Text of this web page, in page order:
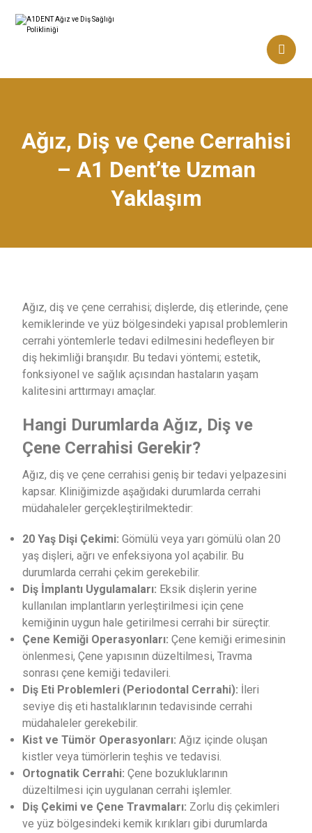
Ağız, Diş ve Çene Cerrahisi
– A1 Dent’te Uzman
Yaklaşım
Ağız, diş ve çene cerrahisi; dişlerde, diş etlerinde, çene
kemiklerinde ve yüz bölgesindeki yapısal problemlerin
cerrahi yöntemlerle tedavi edilmesini hedefleyen bir
diş hekimliği branşıdır. Bu tedavi yöntemi; estetik,
fonksiyonel ve sağlık açısından hastaların yaşam
kalitesini arttırmayı amaçlar.
Hangi Durumlarda Ağız, Diş ve
Çene Cerrahisi Gerekir?
Ağız, diş ve çene cerrahisi geniş bir tedavi yelpazesini
kapsar. Kliniğimizde aşağıdaki durumlarda cerrahi
müdahaleler gerçekleştirilmektedir:
20 Yaş Dişi Çekimi:Gömülü veya yarı gömülü olan 20
yaş dişleri, ağrı ve enfeksiyona yol açabilir. Bu
durumlarda cerrahi çekim gerekebilir.
Diş İmplantı Uygulamaları: Eksik dişlerin yerine
kullanılan implantların yerleştirilmesi için çene
kemiğinin uygun hale getirilmesi cerrahi bir süreçtir.
Çene Kemiği Operasyonları:Çene kemiği erimesinin
önlenmesi, Çene yapısının düzeltilmesi, Travma
sonrası çene kemiği tedavileri.
Diş Eti Problemleri (Periodontal Cerrahi): İleri
seviye diş eti hastalıklarının tedavisinde cerrahi
müdahaleler gerekebilir.
Kist ve Tümör Operasyonları:Ağız içinde oluşan
kistler veya tümörlerin teşhis ve tedavisi.
Ortognatik Cerrahi:Çene bozukluklarının
düzeltilmesi için uygulanan cerrahi işlemler.
Diş Çekimi ve Çene Travmaları: Zorlu diş çekimleri
ve yüz bölgesindeki kemik kırıkları gibi durumlarda